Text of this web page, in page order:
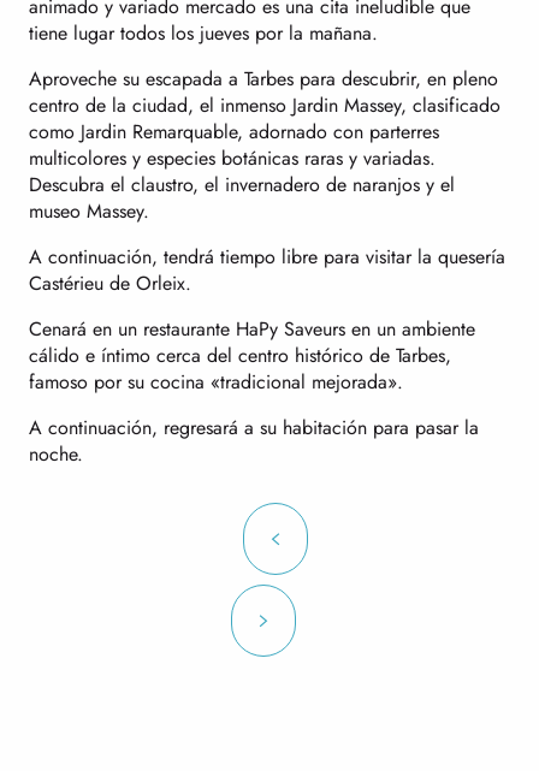
animado y variado mercado es una cita ineludible que
tiene lugar todos los jueves por la mañana.
Aproveche su escapada a Tarbes para descubrir, en pleno
centro de la ciudad, el inmenso Jardin Massey, clasificado
como Jardin Remarquable, adornado con parterres
multicolores y especies botánicas raras y variadas.
Descubra el claustro, el invernadero de naranjos y el
museo Massey.
A continuación, tendrá tiempo libre para visitar la quesería
Castérieu de Orleix.
Cenará en un restaurante HaPy Saveurs en un ambiente
cálido e íntimo cerca del centro histórico de Tarbes,
famoso por su cocina «tradicional mejorada».
A continuación, regresará a su habitación para pasar la
noche.